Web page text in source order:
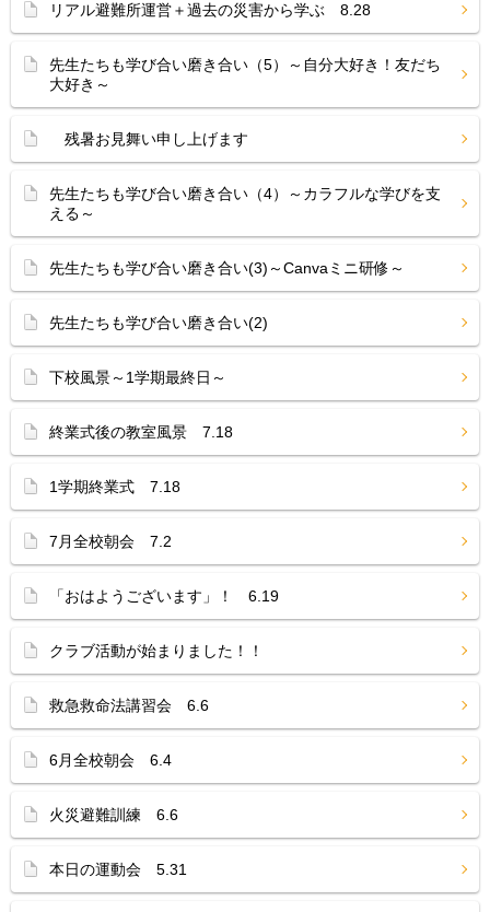
リアル避難所運営＋過去の災害から学ぶ 8.28
先生たちも学び合い磨き合い（5）～自分大好き！友だち
大好き～
残暑お見舞い申し上げます
先生たちも学び合い磨き合い（4）～カラフルな学びを支
える～
先生たちも学び合い磨き合い(3)～Canvaミニ研修～
先生たちも学び合い磨き合い(2)
下校風景～1学期最終日～
終業式後の教室風景 7.18
1学期終業式 7.18
7月全校朝会 7.2
「おはようございます」！ 6.19
クラブ活動が始まりました！！
救急救命法講習会 6.6
6月全校朝会 6.4
火災避難訓練 6.6
本日の運動会 5.31